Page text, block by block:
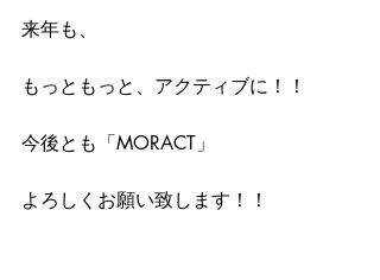
来年も、
もっともっと、アクティブに！！
今後とも「MORACT」
よろしくお願い致します！！